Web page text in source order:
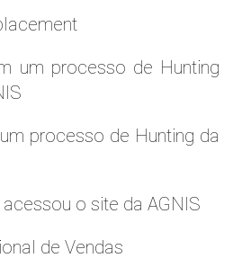
um processo de Hunting
processo de Hunting da
o site da AGNIS
de Vendas